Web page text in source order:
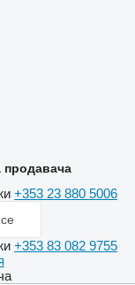
продавача
+353 23 880 5006
+353 83 082 9755